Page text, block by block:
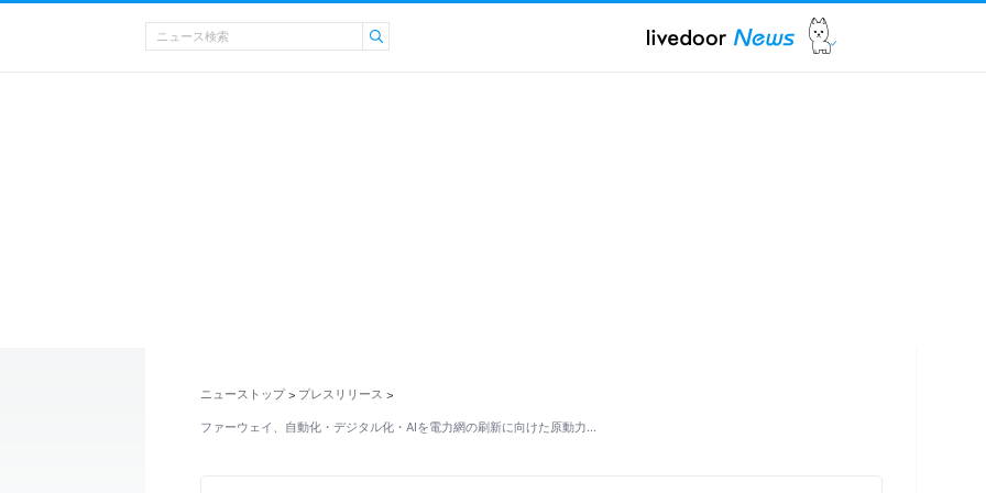
ニューストップ > プレスリリース >
ファーウェイ、自動化・デジタル化・AIを電力網の刷新に向けた原動力…